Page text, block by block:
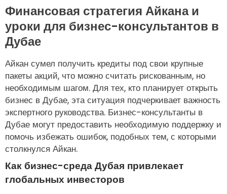
Финансовая стратегия Айкана и
уроки для бизнес-консультантов в
Дубае
Айкан сумел получить кредиты под свои крупные
пакеты акций, что можно считать рискованным, но
необходимым шагом. Для тех, кто планирует открыть
бизнес в Дубае, эта ситуация подчеркивает важность
экспертного руководства. Бизнес-консультанты в
Дубае могут предоставить необходимую поддержку и
помочь избежать ошибок, подобных тем, с которыми
столкнулся Айкан.
Как бизнес-среда Дубая привлекает
глобальных инвесторов